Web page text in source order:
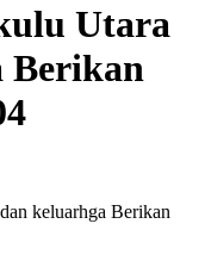
Utara
Berikan